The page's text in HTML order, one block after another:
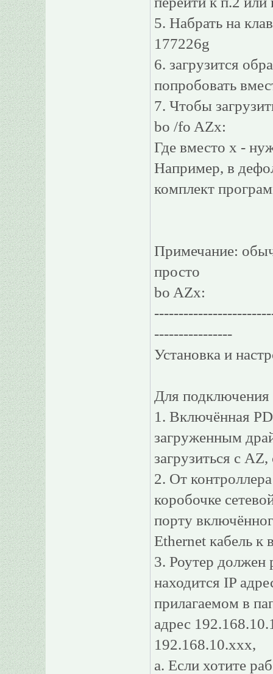
5. Набрать на
177226g
6. загрузится
попробовать
7. Чтобы
bo /fo AZx:
Где вместо х -
Например, в
комплект
Примечание:
просто
bo AZx:
----------------
Установка и
Для подключения
1. Включённая
загруженным
загрузиться с
2. От
коробочке
порту
Ethernet кабель
3. Роутер должен
находится IP
прилагаемом в
адрес
192.168.10.ххх,
а. Если хотите